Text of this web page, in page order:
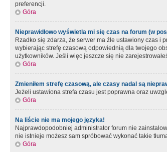
preferencji.
Góra
Nieprawidłowo wyświetla mi się czas na forum (w
Rzadko się zdarza, że serwer ma źle ustawiony czas i
wybierając strefę czasową odpowiednią dla twojego
użytkowników. Jeśli więc jeszcze się nie
Góra
Zmieniłem strefę czasową, ale czasy nadal są
Jeżeli ustawiona strefa czasu jest poprawna oraz
Góra
Na liście nie ma mojego języka!
Najprawdopodobniej administrator forum nie
nie istnieje możesz sam spróbować wykonać takie
Góra